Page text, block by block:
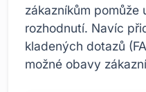
zákazníkům pomůže
rozhodnutí. Navíc
kladených dotazů
možné obavy